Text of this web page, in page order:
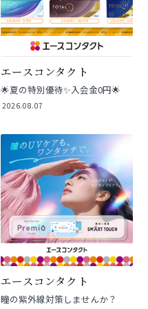
エースコンタクト
🌟夏の特別優待✨入会金0円🌟
2026.08.07
エースコンタクト
瞳の紫外線対策しませんか？